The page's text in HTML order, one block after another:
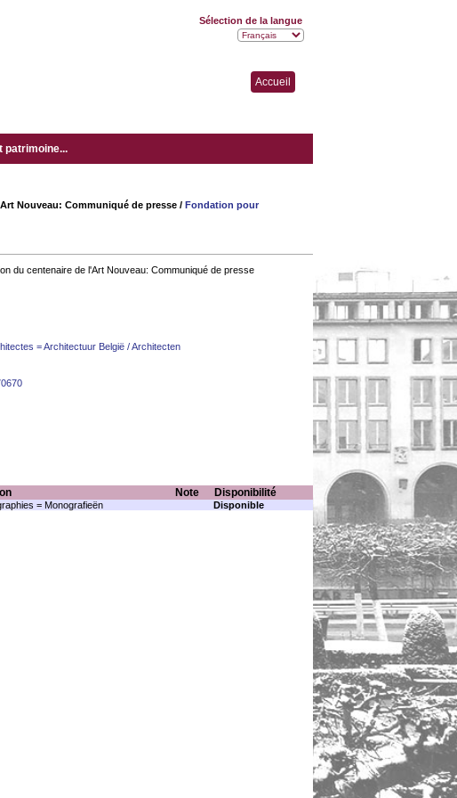
Accueil
patrimoine...
Nouveau: Communiqué de presse / Fondation pour
du centenaire de l'Art Nouveau: Communiqué de presse
= Architectuur België / Architecten
Note Disponibilité
= Monografieën Disponible
Sélection de la langue